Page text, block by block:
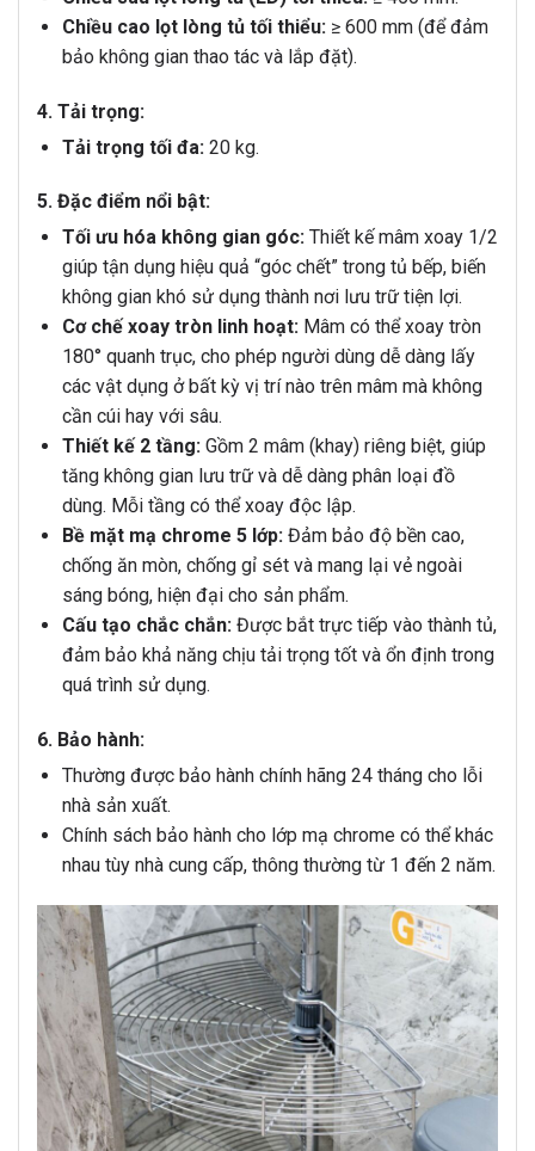
Chiều cao lọt lòng tủ tối thiểu: ≥600 mm (để đảm
bảo không gian thao tác và lắp đặt).
4. Tải trọng:
Tải trọng tối đa:20 kg.
5. Đặc điểm nổi bật:
Tối ưu hóa không gian góc:Thiết kế mâm xoay 1/2
giúp tận dụng hiệu quả “góc chết” trong tủ bếp, biến
không gian khó sử dụng thành nơi lưu trữ tiện lợi.
Cơ chế xoay tròn linh hoạt:Mâm có thể xoay tròn
180° quanh trục, cho phép người dùng dễ dàng lấy
các vật dụng ở bất kỳ vị trí nào trên mâm mà không
cần cúi hay với sâu.
Thiết kế 2 tầng:Gồm 2 mâm (khay) riêng biệt, giúp
tăng không gian lưu trữ và dễ dàng phân loại đồ
dùng. Mỗi tầng có thể xoay độc lập.
Bề mặt mạ chrome 5 lớp:Đảm bảo độ bền cao,
chống ăn mòn, chống gỉ sét và mang lại vẻ ngoài
sáng bóng, hiện đại cho sản phẩm.
Cấu tạo chắc chắn:Được bắt trực tiếp vào thành tủ,
đảm bảo khả năng chịu tải trọng tốt và ổn định trong
quá trình sử dụng.
6. Bảo hành:
Thường được bảo hành chính hãng 24 tháng cho lỗi
nhà sản xuất.
Chính sách bảo hành cho lớp mạ chrome có thể khác
nhau tùy nhà cung cấp, thông thường từ 1 đến 2 năm.